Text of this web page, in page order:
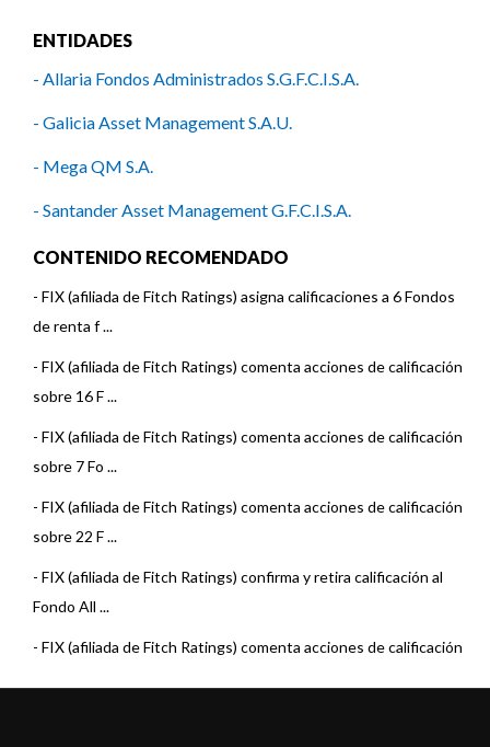
ENTIDADES
- Allaria Fondos Administrados S.G.F.C.I.S.A.
- Galicia Asset Management S.A.U.
- Mega QM S.A.
- Santander Asset Management G.F.C.I.S.A.
- Southern Trust S.G.F.C.I.S.A.
CONTENIDO RECOMENDADO
- FIX (afiliada de Fitch Ratings) asigna calificaciones a 6 Fondos
de renta f ...
- FIX (afiliada de Fitch Ratings) comenta acciones de calificación
sobre 16 F ...
- FIX (afiliada de Fitch Ratings) comenta acciones de calificación
sobre 7 Fo ...
- FIX (afiliada de Fitch Ratings) comenta acciones de calificación
sobre 22 F ...
- FIX (afiliada de Fitch Ratings) confirma y retira calificación al
Fondo All ...
- FIX (afiliada de Fitch Ratings) comenta acciones de calificación